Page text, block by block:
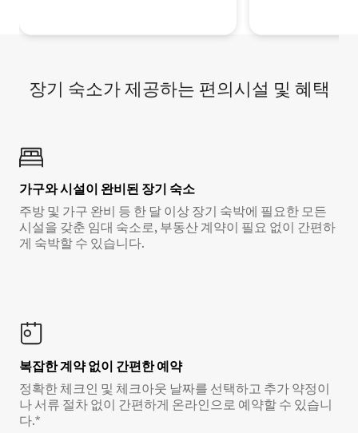
장기 숙소가 제공하는 편의시설 및 혜택
가구와 시설이 완비된 장기 숙소
주방 및 가구 완비 등 한 달 이상 장기 숙박에 필요한 모든
시설을 갖춘 임대 숙소로, 부동산 계약이 필요 없이 간편하
게 숙박할 수 있습니다.
복잡한 계약 없이 간편한 예약
정확한 체크인 및 체크아웃 날짜를 선택하고 추가 약정이
나 서류 절차 없이 간편하게 온라인으로 예약할 수 있습니
다.*